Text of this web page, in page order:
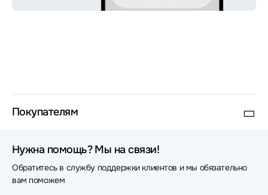
Покупателям
Нужна помощь? Мы на связи!
Обратитесь в службу поддержки клиентов и мы обязательно
вам поможем